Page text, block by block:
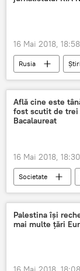
16 Mai 2018, 18:58
Rusia Știri
Ucraina
Valentina
SUA
UE
Află cine este
fost scutit de trei
Bacalaureat
16 Mai 2018, 18:30
Societate
Podcasturi
orhei
bacalaureat
Palestina își
mai multe țări